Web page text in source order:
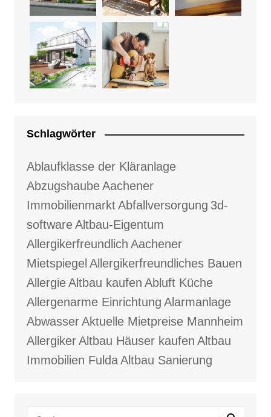
Schlagwörter
Ablaufklasse der Kläranlage
AbzugshaubeAachener
ImmobilienmarktAbfallversorgung 3d-
softwareAltbau-Eigentum
Allergikerfreundlich Aachener
Mietspiegel Allergikerfreundliches Bauen
AllergieAltbau kaufen Abluft Küche
Allergenarme Einrichtung Alarmanlage
AbwasserAktuelle Mietpreise Mannheim
AllergikerAltbau Häuser kaufen Altbau
Immobilien FuldaAltbau Sanierung